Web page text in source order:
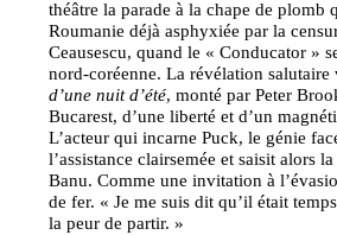
théâtre la parade à la chape de plomb
Roumanie déjà asphyxiée par la
Ceausescu, quand le « Conducator »
nord-coréenne. La révélation
d’une nuit d’été, monté par Peter
Bucarest, d’une liberté et d’un
L’acteur qui incarne Puck, le génie
l’assistance clairsemée et saisit alors
Banu. Comme une invitation à
de fer. « Je me suis dit qu’il était
la peur de partir. »